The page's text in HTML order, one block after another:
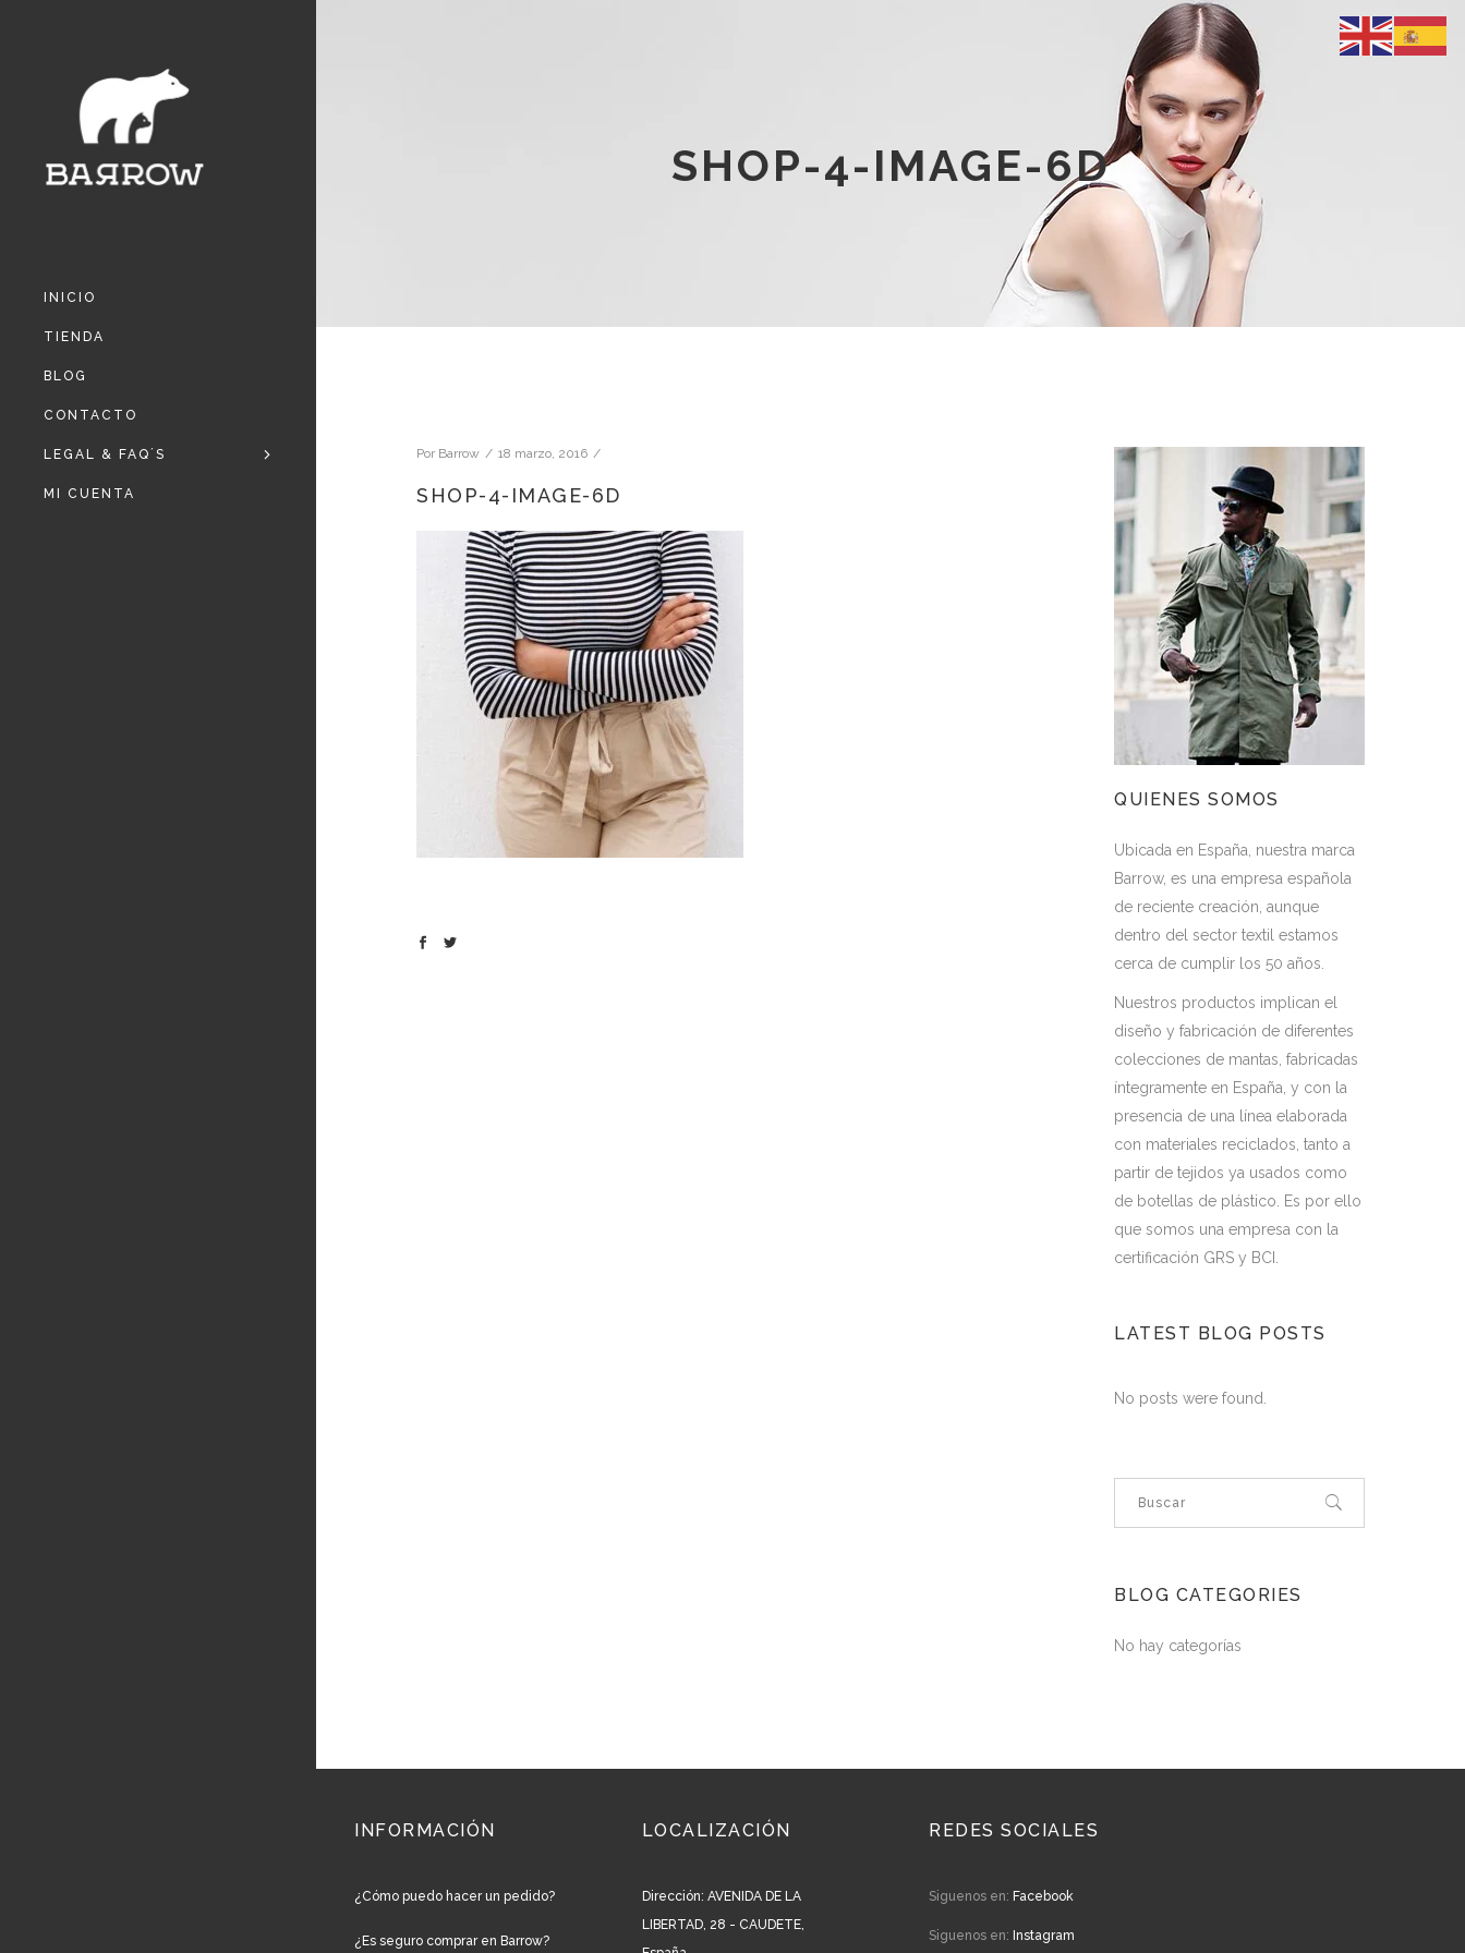
INICIO
TIENDA
BLOG
CONTACTO
LEGAL & FAQ´S
MI CUENTA
SHOP-4-IMAGE-6D
Por Barrow 18 marzo, 2016
SHOP-4-IMAGE-6D
QUIENES SOMOS
Ubicada en España, nuestra marca
Barrow, es una empresa española
de reciente creación, aunque
dentro del sector textil estamos
cerca de cumplir los 50 años.
Nuestros productos implican el
diseño y fabricación de diferentes
colecciones de mantas, fabricadas
íntegramente en España, y con la
presencia de una línea elaborada
con materiales reciclados, tanto a
partir de tejidos ya usados como
de botellas de plástico. Es por ello
que somos una empresa con la
certificación GRS y BCI.
LATEST BLOG POSTS
No posts were found.
BLOG CATEGORIES
No hay categorías
INFORMACIÓN
¿Cómo puedo hacer un pedido?
¿Es seguro comprar en Barrow?
LOCALIZACIÓN
Dirección: AVENIDA DE LA
LIBERTAD, 28 - CAUDETE,
REDES SOCIALES
Siguenos en: Facebook
Siguenos en: Instagram